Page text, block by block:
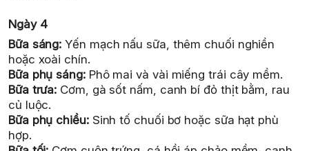
Ngày 4
Bữa sáng: Yến mạch nấu sữa, thêm chuối nghiền
hoặc xoài chín.
Bữa phụ sáng:Phô mai và vài miếng trái cây mềm.
Bữa trưa: Cơm, gà sốt nấm, canh bí đỏ thịt bằm, rau
củ luộc.
Bữa phụ chiều:Sinh tố chuối bơ hoặc sữa hạt phù
hợp.